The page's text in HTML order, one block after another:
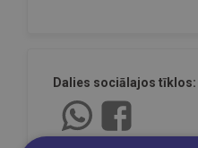
Dalies sociālajos tīklos: